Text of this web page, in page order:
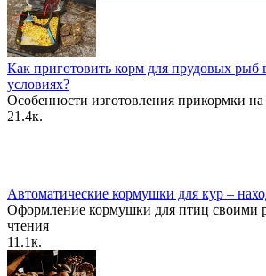
Как приготовить корм для прудовых
условиях?
Особенности изготовления прикормки на
21.4к.
Автоматические кормушки для кур –
Оформление кормушки для птиц своими
чтения
11.1к.